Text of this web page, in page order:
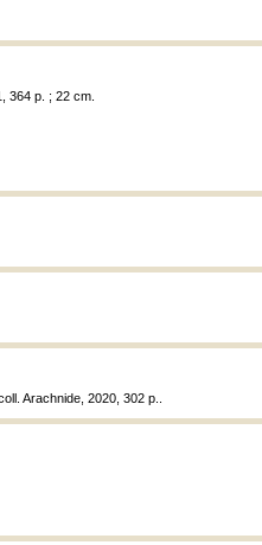
364 p. ; 22 cm.
Arachnide, 2020, 302 p..